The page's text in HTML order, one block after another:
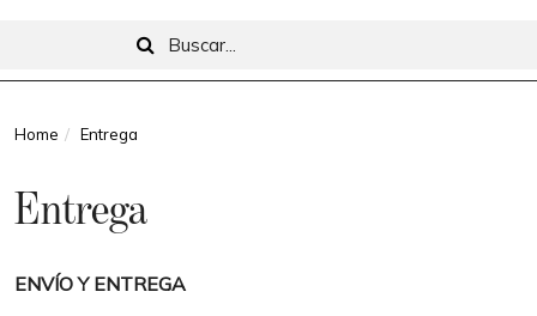
g
l
n
v
Home Entrega
Entrega
ENVÍO Y ENTREGA